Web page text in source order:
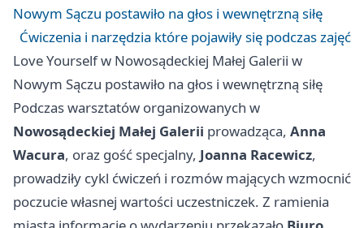
Nowym Sączu postawiło na głos i wewnętrzną siłę
Ćwiczenia i narzędzia które pojawiły się podczas zajęć
Love Yourself w Nowosądeckiej Małej Galerii w
Nowym Sączu postawiło na głos i wewnętrzną siłę
Podczas warsztatów organizowanych w
Nowosądeckiej Małej Galerii prowadząca, Anna
Wacura, oraz gość specjalny, Joanna Racewicz,
prowadziły cykl ćwiczeń i rozmów mających wzmocnić
poczucie własnej wartości uczestniczek. Z ramienia